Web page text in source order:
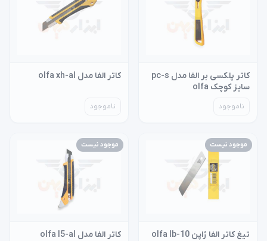
کاتر پلکسی بر الفا مدل pc-s
سایز کوچک olfa
ناموجود
کاتر الفا مدل olfa xh-al
ناموجود
موجود نیست
تیغ کاتر الفا ژاپن olfa lb-10
موجود نیست
کاتر الفا مدل olfa l5-al